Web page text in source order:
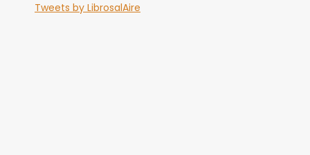
Tweets by LibrosalAire